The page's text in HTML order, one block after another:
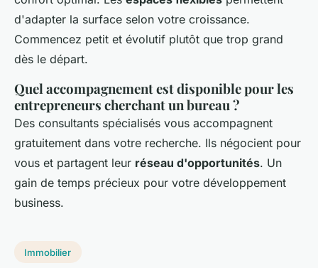
d'adapter la surface selon votre croissance.
Commencez petit et évolutif plutôt que trop grand
dès le départ.
Quel accompagnement est disponible pour les
entrepreneurs cherchant un bureau ?
Des consultants spécialisés vous accompagnent
gratuitement dans votre recherche. Ils négocient pour
vous et partagent leur réseau d'opportunités. Un
gain de temps précieux pour votre développement
business.
Immobilier